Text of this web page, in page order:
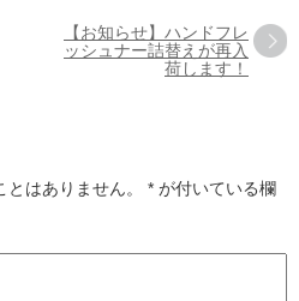
【お知らせ】ハンドフレ
ッシュナー詰替えが再入
荷します！
はありません。
* が付いている欄